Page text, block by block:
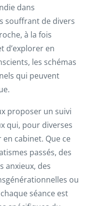
dans
souffrant de divers
à la fois
d’explorer en
les schémas
qui peuvent
proposer un suivi
qui, pour diverses
cabinet. Que ce
passés, des
anxieux, des
ou
séance est